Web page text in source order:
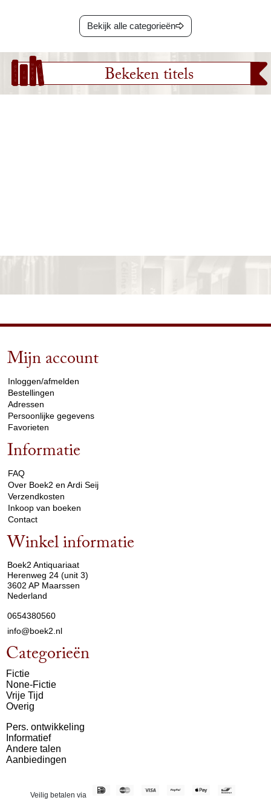
Bekijk alle categorieën
Bekeken titels
Mijn account
Inloggen/afmelden
Bestellingen
Adressen
Persoonlijke gegevens
Favorieten
Informatie
FAQ
Over Boek2 en Ardi Seij
Verzendkosten
Inkoop van boeken
Contact
Winkel informatie
Boek2 Antiquariaat
Herenweg 24 (unit 3)
3602 AP Maarssen
Nederland
0654380560
info@boek2.nl
Categorieën
Fictie
None-Fictie
Vrije Tijd
Overig
Pers. ontwikkeling
Informatief
Andere talen
Aanbiedingen
Veilig betalen via